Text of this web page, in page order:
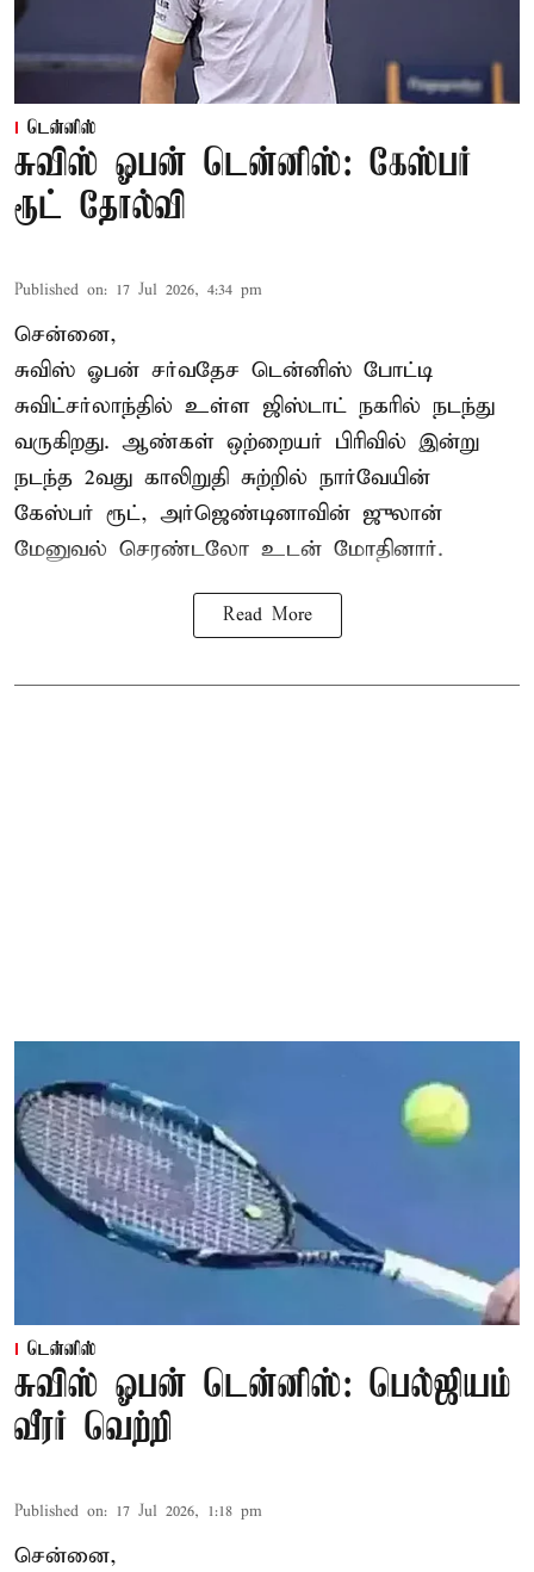
டென்னிஸ்
சுவிஸ் ஓபன் டென்னிஸ்: கேஸ்பர்
ரூட் தோல்வி
Published on: 17 Jul 2026, 4:34 pm
சென்னை,
சுவிஸ் ஓபன் சர்வதேச டென்னிஸ் போட்டி
சுவிட்சர்லாந்தில் உள்ள ஜிஸ்டாட் நகரில் நடந்து
வருகிறது. ஆண்கள் ஒற்றையர் பிரிவில் இன்று
நடந்த 2வது காலிறுதி சுற்றில் நார்வேயின்
கேஸ்பர் ரூட், அர்ஜெண்டினாவின் ஜுலான்
மேனுவல் செரண்டலோ உடன் மோதினார்.
Read More
டென்னிஸ்
சுவிஸ் ஓபன் டென்னிஸ்: பெல்ஜியம்
வீரர் வெற்றி
Published on: 17 Jul 2026, 1:18 pm
சென்னை,